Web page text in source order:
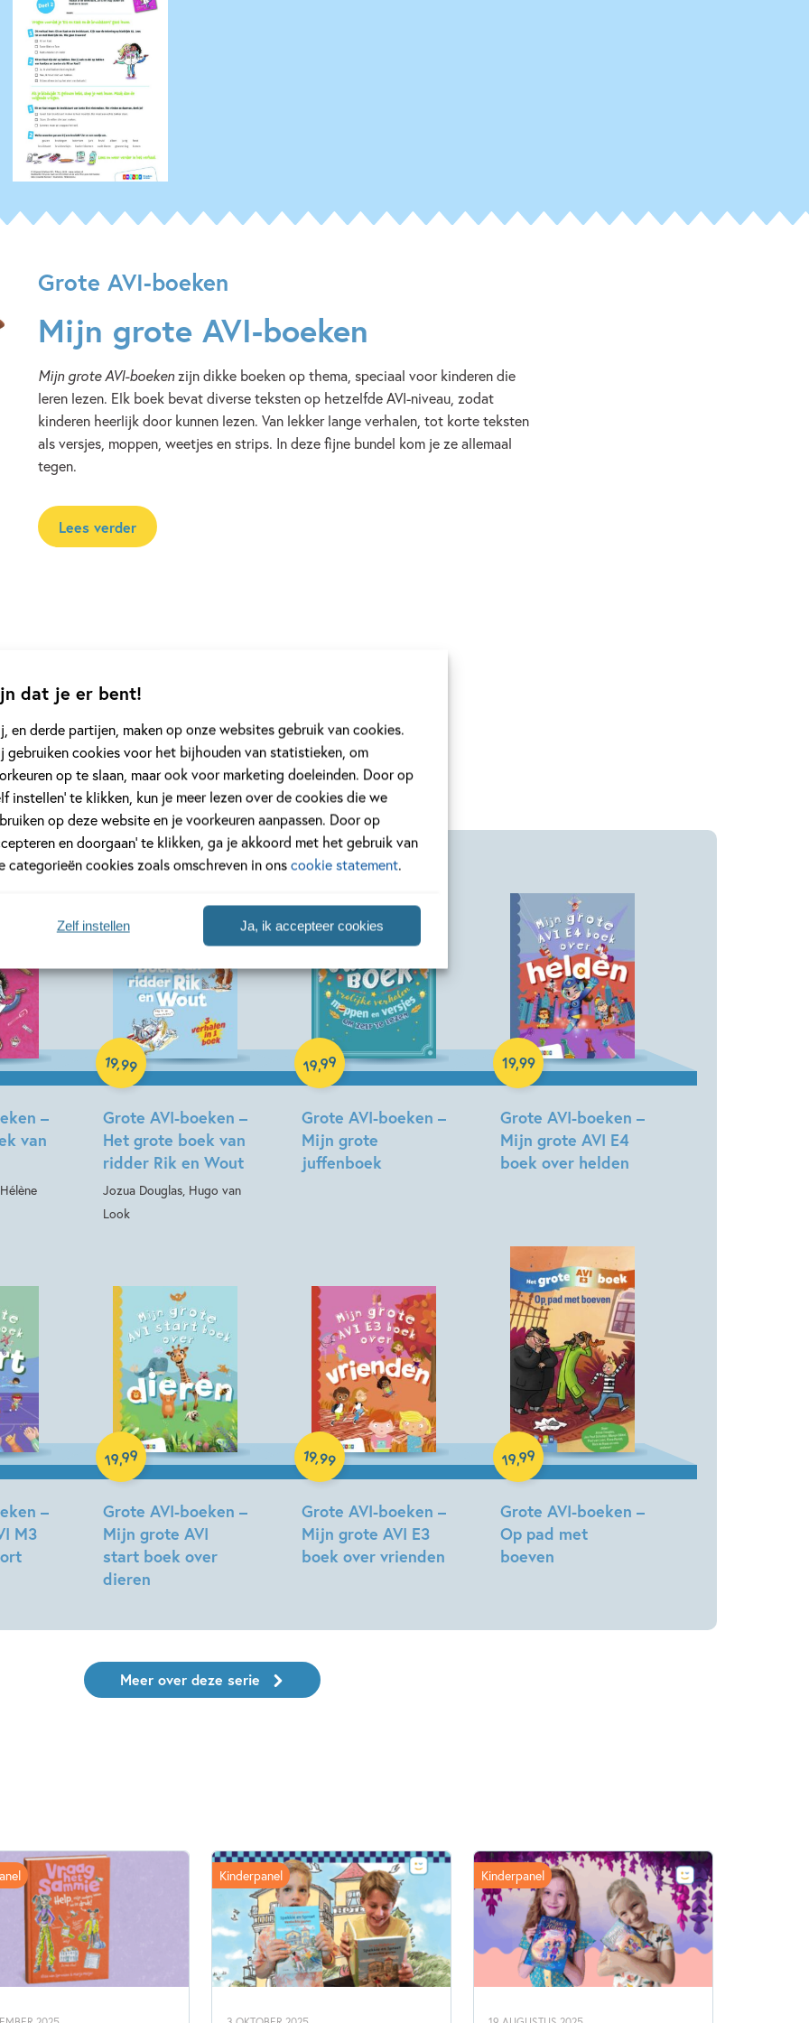
dat je er bent!
en derde partijen, maken op onze websites gebruik van cookies.
gebruiken cookies voor het bijhouden van statistieken, om
op te slaan, maar ook voor marketing doeleinden. Door op
instellen’ te klikken, kun je meer lezen over de cookies die we
op deze website en je voorkeuren aanpassen. Door op
en doorgaan’ te klikken, ga je akkoord met het gebruik van
categorieën cookies zoals omschreven in onscookie statement.
Ja, ik accepteer cookies
Zelf instellen
Grote AVI-boeken
Mijn grote AVI-boeken
Mijn grote AVI-boekenzijn dikke boeken op thema, speciaal voor kinderen die
leren lezen. Elk boek bevat diverse teksten op hetzelfde AVI-niveau, zodat
kinderen heerlijk door kunnen lezen. Van lekker lange verhalen, tot korte teksten
als versjes, moppen, weetjes en strips. In deze fijne bundel kom je ze allemaal
tegen.
Lees verder
'Grote AVI-boeken'
–
van
Grote AVI-boeken –
Het grote boek van
ridder Rik en Wout
Jozua Douglas, Hugo van
Look
19,99
Hardcover
Grote AVI-boeken –
Mijn grote
juffenboek
19,99
Hardcover
Grote AVI-boeken –
Mijn grote AVI E4
boek over helden
19,99
Hardcover
–
M3
Grote AVI-boeken –
Mijn grote AVI
start boek over
dieren
19,99
Hardcover
Grote AVI-boeken –
Mijn grote AVI E3
boek over vrienden
19,99
Hardcover
Grote AVI-boeken –
Op pad met
boeven
19,99
Hardcover
Meer over deze serie
Kinderpanel Kinderpanel